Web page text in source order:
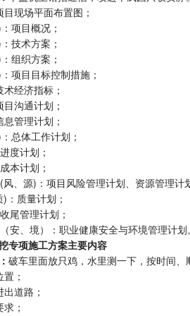
目现场平面布置图；
项目概况；
技术方案；
组织方案；
：项目目标控制措施；
术经济指标；
目沟通计划；
息管理计划；
总体工作计划；
度计划；
本计划；
(风、源)：项目风险管理计划、资源管理计
)：质量计划；
尾管理计划；
（安、境）：职业健康安全与环境管理计划。
专项施工方案主要内容
破车里面放只鸡，水里测一下，按时间、
置；
出道路；
求；